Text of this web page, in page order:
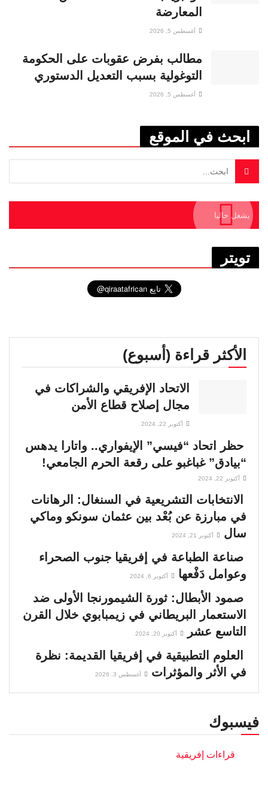
المعارضة
أغسطس 5, 2026
مطالب بفرض عقوبات على الحكومة
التوغولية بسبب التعديل الدستوري
أغسطس 5, 2026
ابحث في الموقع
يشغل حاليا
تويتر
الأكثر قراءة (أسبوع)
الاتحاد الإفريقي والشراكات في
مجال إصلاح قطاع الأمن
أكتوبر 22, 2024
حظر اتحاد “فيسي” الإيفواري.. واتارا يدهس
“بيادق” غباغبو على رقعة الحرم الجامعي!
أكتوبر 22, 2024
الانتخابات التشريعية في السنغال: الرهانات
في مبارزة عن بُعْد بين عثمان سونكو وماكي
سال
أكتوبر 21, 2024
صناعة الطباعة في إفريقيا جنوب الصحراء
وعوامل دَفْعها
أكتوبر 6, 2024
صمود الأبطال: ثورة الشيمورنجا الأولى ضد
الاستعمار البريطاني في زيمبابوي خلال القرن
التاسع عشر
أكتوبر 20, 2024
العلوم التطبيقية في إفريقيا القديمة: نظرة
في الأثر والمؤثرات
أغسطس 3, 2026
فيسبوك